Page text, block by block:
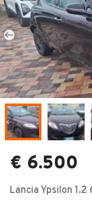
Noleggio a
Auto
Moto
Camper
Veicoli
Concessionari
€ 6.500
Lancia Ypsilon